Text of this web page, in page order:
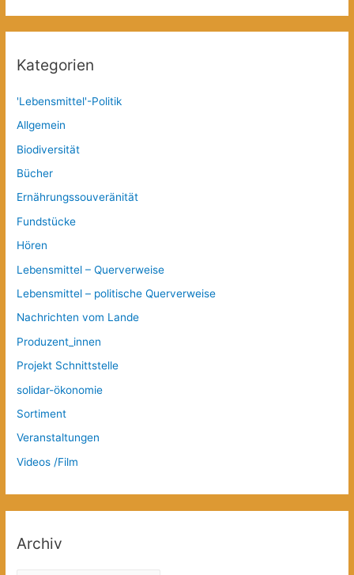
Kategorien
'Lebensmittel'-Politik
Allgemein
Biodiversität
Bücher
Ernährungssouveränität
Fundstücke
Hören
Lebensmittel – Querverweise
Lebensmittel – politische Querverweise
Nachrichten vom Lande
Produzent_innen
Projekt Schnittstelle
solidar-ökonomie
Sortiment
Veranstaltungen
Videos /Film
Archiv